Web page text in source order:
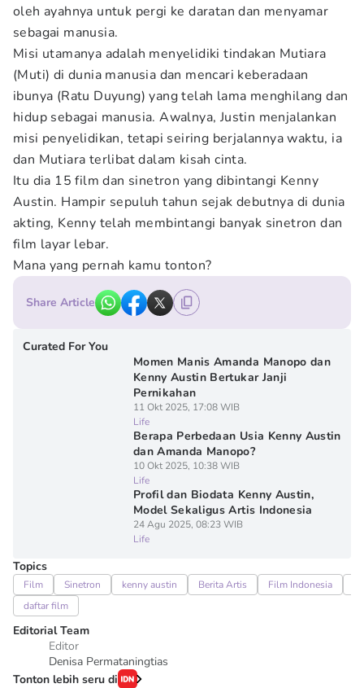
oleh ayahnya untuk pergi ke daratan dan menyamar
sebagai manusia.
Misi utamanya adalah menyelidiki tindakan Mutiara
(Muti) di dunia manusia dan mencari keberadaan
ibunya (Ratu Duyung) yang telah lama menghilang dan
hidup sebagai manusia. Awalnya, Justin menjalankan
misi penyelidikan, tetapi seiring berjalannya waktu, ia
dan Mutiara terlibat dalam kisah cinta.
Itu dia 15 film dan sinetron yang dibintangi Kenny
Austin. Hampir sepuluh tahun sejak debutnya di dunia
akting, Kenny telah membintangi banyak sinetron dan
film layar lebar.
Mana yang pernah kamu tonton?
Share Article
Curated For You
Momen Manis Amanda Manopo dan
Kenny Austin Bertukar Janji
Pernikahan
11 Okt 2025, 17:08 WIB
Life
Berapa Perbedaan Usia Kenny Austin
dan Amanda Manopo?
10 Okt 2025, 10:38 WIB
Life
Profil dan Biodata Kenny Austin,
Model Sekaligus Artis Indonesia
24 Agu 2025, 08:23 WIB
Life
Topics
Film Sinetron kenny austin Berita Artis Film Indonesia
daftar film
Editorial Team
Editor
Denisa Permataningtias
Tonton lebih seru di